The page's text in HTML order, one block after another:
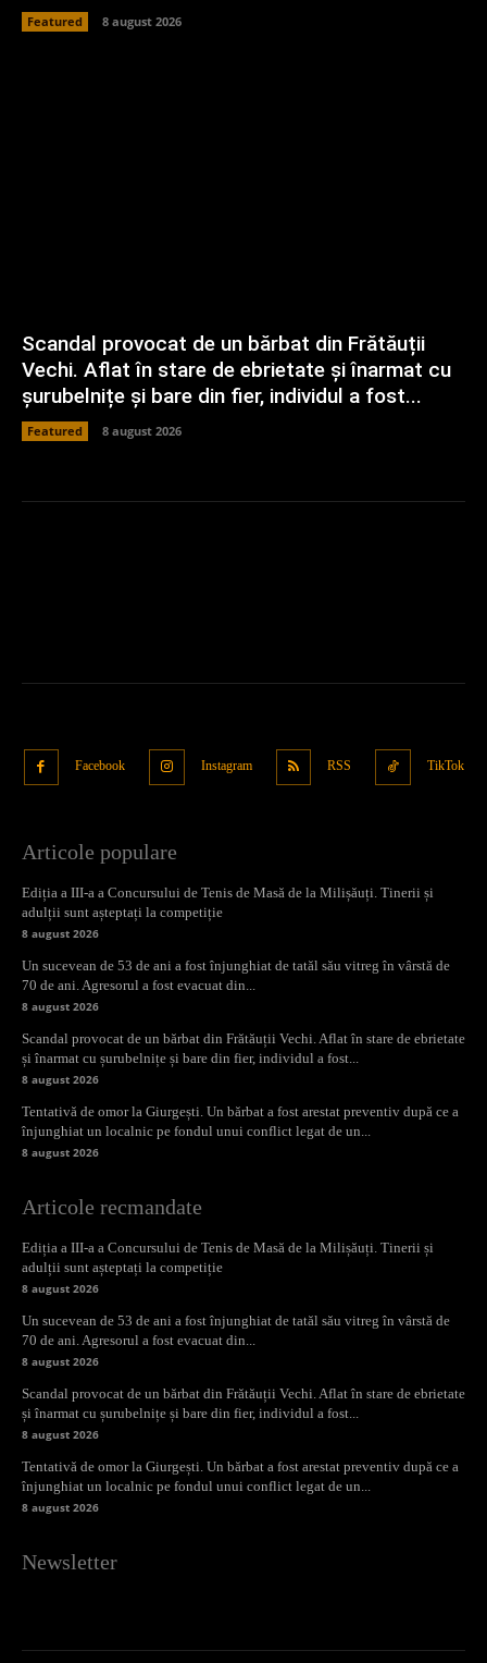
Featured 8 august 2026
Scandal provocat de un bărbat din Frătăuții
Vechi. Aflat în stare de ebrietate și înarmat cu
șurubelnițe și bare din fier, individul a fost...
Featured 8 august 2026
Facebook Instagram RSS TikTok
Articole populare
Ediția a III-a a Concursului de Tenis de Masă de la Milișăuți. Tinerii și
adulții sunt așteptați la competiție
8 august 2026
Un sucevean de 53 de ani a fost înjunghiat de tatăl său vitreg în vârstă de
70 de ani. Agresorul a fost evacuat din...
8 august 2026
Scandal provocat de un bărbat din Frătăuții Vechi. Aflat în stare de ebrietate
și înarmat cu șurubelnițe și bare din fier, individul a fost...
8 august 2026
Tentativă de omor la Giurgești. Un bărbat a fost arestat preventiv după ce a
înjunghiat un localnic pe fondul unui conflict legat de un...
8 august 2026
Articole recmandate
Ediția a III-a a Concursului de Tenis de Masă de la Milișăuți. Tinerii și
adulții sunt așteptați la competiție
8 august 2026
Un sucevean de 53 de ani a fost înjunghiat de tatăl său vitreg în vârstă de
70 de ani. Agresorul a fost evacuat din...
8 august 2026
Scandal provocat de un bărbat din Frătăuții Vechi. Aflat în stare de ebrietate
și înarmat cu șurubelnițe și bare din fier, individul a fost...
8 august 2026
Tentativă de omor la Giurgești. Un bărbat a fost arestat preventiv după ce a
înjunghiat un localnic pe fondul unui conflict legat de un...
8 august 2026
Newsletter